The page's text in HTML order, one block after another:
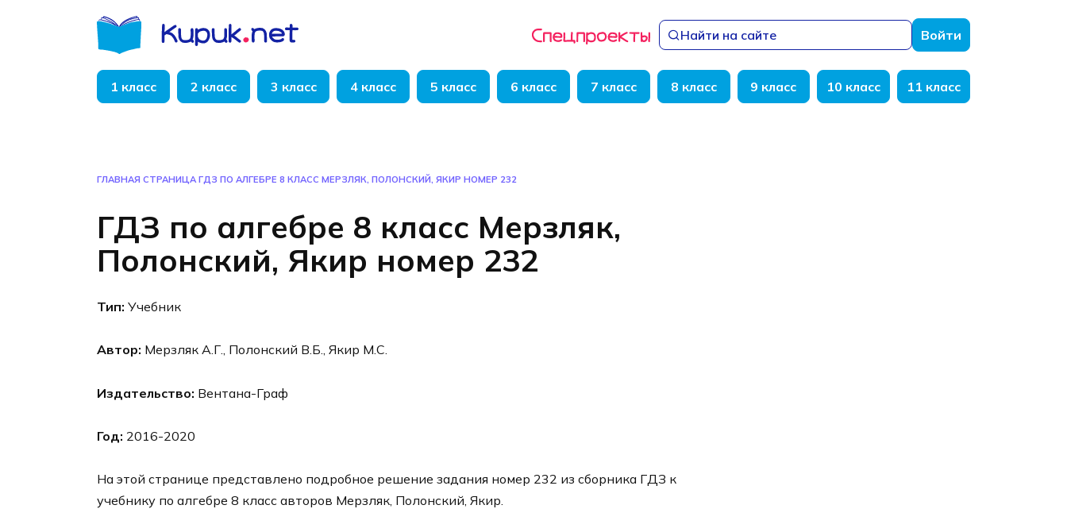
Найти на сайте Войти
1 класс 2 класс 3 класс 4 класс 5 класс 6 класс 7 класс 8 класс 9 класс 10 класс 11 класс
ГЛАВНАЯ СТРАНИЦА ГДЗ ПО АЛГЕБРЕ 8 КЛАСС МЕРЗЛЯК, ПОЛОНСКИЙ, ЯКИР НОМЕР 232
ГДЗ по алгебре 8 класс Мерзляк,
Полонский, Якир номер 232
Тип: Учебник
Автор: Мерзляк А.Г., Полонский В.Б., Якир М.С.
Издательство: Вентана-Граф
Год: 2016-2020
На этой странице представлено подробное решение задания номер 232 из сборника ГДЗ к
учебнику по алгебре 8 класс авторов Мерзляк, Полонский, Якир.